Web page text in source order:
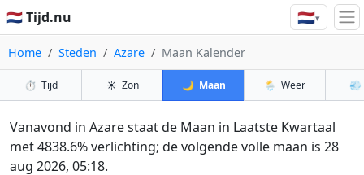
🇳🇱 Tijd.nu 🇳🇱▾
Home Steden Azare Maan Kalender
⏱️ Tijd ☀️ Zon 🌙 Maan 🌦️ Weer 💨
Vanavond in Azare staat de Maan in Laatste Kwartaal
met 4838.6% verlichting; de volgende volle maan is 28
aug 2026, 05:18.